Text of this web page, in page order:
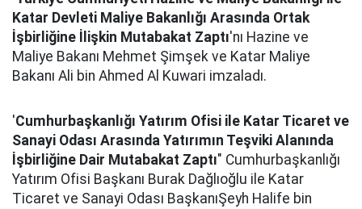
Katar Devleti Maliye Bakanlığı Arasında Ortak
İşbirliğine İlişkin Mutabakat Zaptı'nı Hazine ve
Maliye Bakanı Mehmet Şimşek ve Katar Maliye
Bakanı Ali bin Ahmed Al Kuwari imzaladı.
'Cumhurbaşkanlığı Yatırım Ofisi ile Katar Ticaret ve
Sanayi Odası Arasında Yatırımın Teşviki Alanında
İşbirliğine Dair Mutabakat Zaptı" Cumhurbaşkanlığı
Yatırım Ofisi Başkanı Burak Dağlıoğlu ile Katar
Ticaret ve Sanayi Odası BaşkanıŞeyh Halife bin